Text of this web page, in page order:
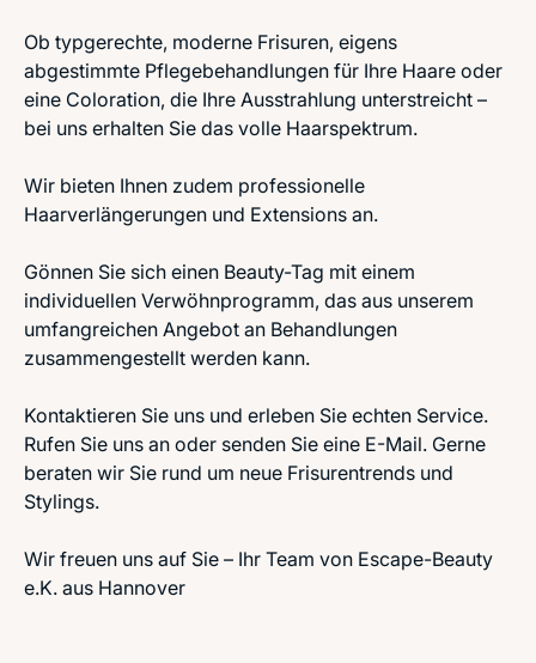
Ob typgerechte, moderne Frisuren, eigens
abgestimmte Pflegebehandlungen für Ihre Haare oder
eine Coloration, die Ihre Ausstrahlung unterstreicht –
bei uns erhalten Sie das volle Haarspektrum.
Wir bieten Ihnen zudem professionelle
Haarverlängerungen und Extensions an.
Gönnen Sie sich einen Beauty-Tag mit einem
individuellen Verwöhnprogramm, das aus unserem
umfangreichen Angebot an Behandlungen
zusammengestellt werden kann.
Kontaktieren Sie uns und erleben Sie echten Service.
Rufen Sie uns an oder senden Sie eine E-Mail. Gerne
beraten wir Sie rund um neue Frisurentrends und
Stylings.
Wir freuen uns auf Sie – Ihr Team von Escape-Beauty
e.K. aus Hannover